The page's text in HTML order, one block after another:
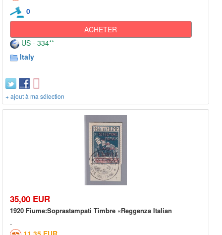
0
ACHETER
US - 334**
Italy
+ ajout à ma sélection
35,00 EUR
1920 Fiume:Soprastampati Timbre «Reggenza Italian